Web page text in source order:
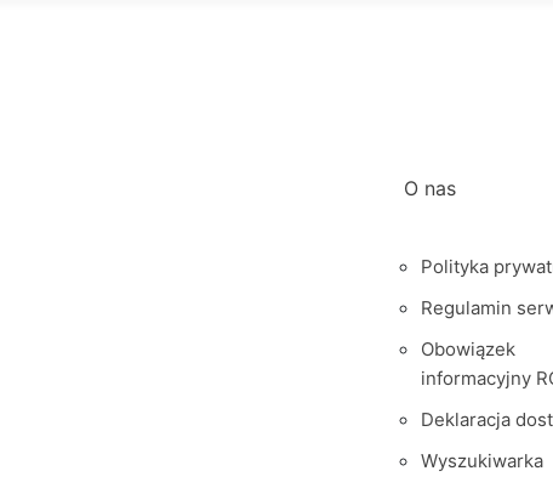
O nas
Polityka
Regulamin
Obowiązek
informacyjny
Deklaracja
Wyszukiwarka